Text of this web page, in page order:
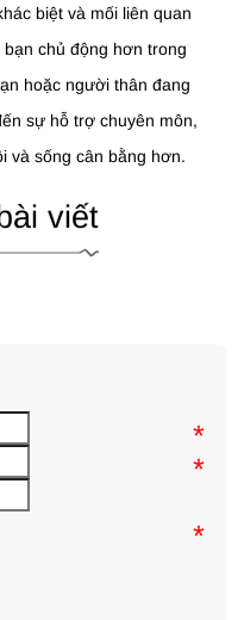
biệt và mối liên quan
chủ động hơn trong
hoặc người thân đang
sự hỗ trợ chuyên môn,
và sống cân bằng hơn.
viết
*
*
*